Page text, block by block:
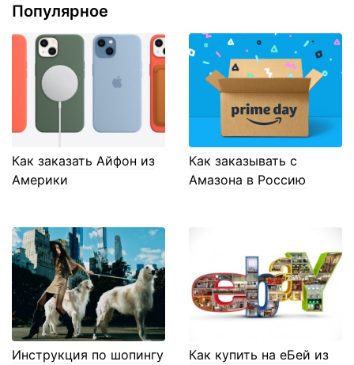
Популярное
Как заказать Айфон из
Америки
Как заказывать с
Амазона в Россию
Инструкция по шопингу
Как купить на еБей из